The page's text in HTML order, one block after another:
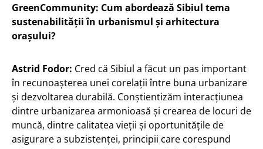
GreenCommunity: Cum abordează Sibiul tema
sustenabilității în urbanismul și arhitectura
orașului?
Astrid Fodor: Cred că Sibiul a făcut un pas important
în recunoașterea unei corelații între buna urbanizare
și dezvoltarea durabilă. Conștientizăm interacțiunea
dintre urbanizarea armonioasă și crearea de locuri de
muncă, dintre calitatea vieții și oportunitățile de
asigurare a subzistenței, principii care corespund